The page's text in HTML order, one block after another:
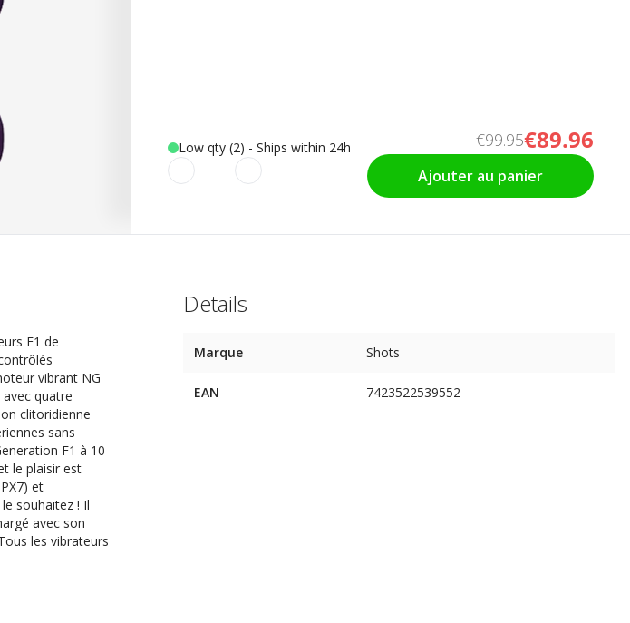
Low qty (2) - Ships within 24h €99.95€89.96
Ajouter au panier
F1 de
vibrant NG
quatre
clitoridienne
sans
F1 à 10
le plaisir est
et
souhaitez ! Il
avec son
les vibrateurs
Details
Marque Shots
EAN 7423522539552